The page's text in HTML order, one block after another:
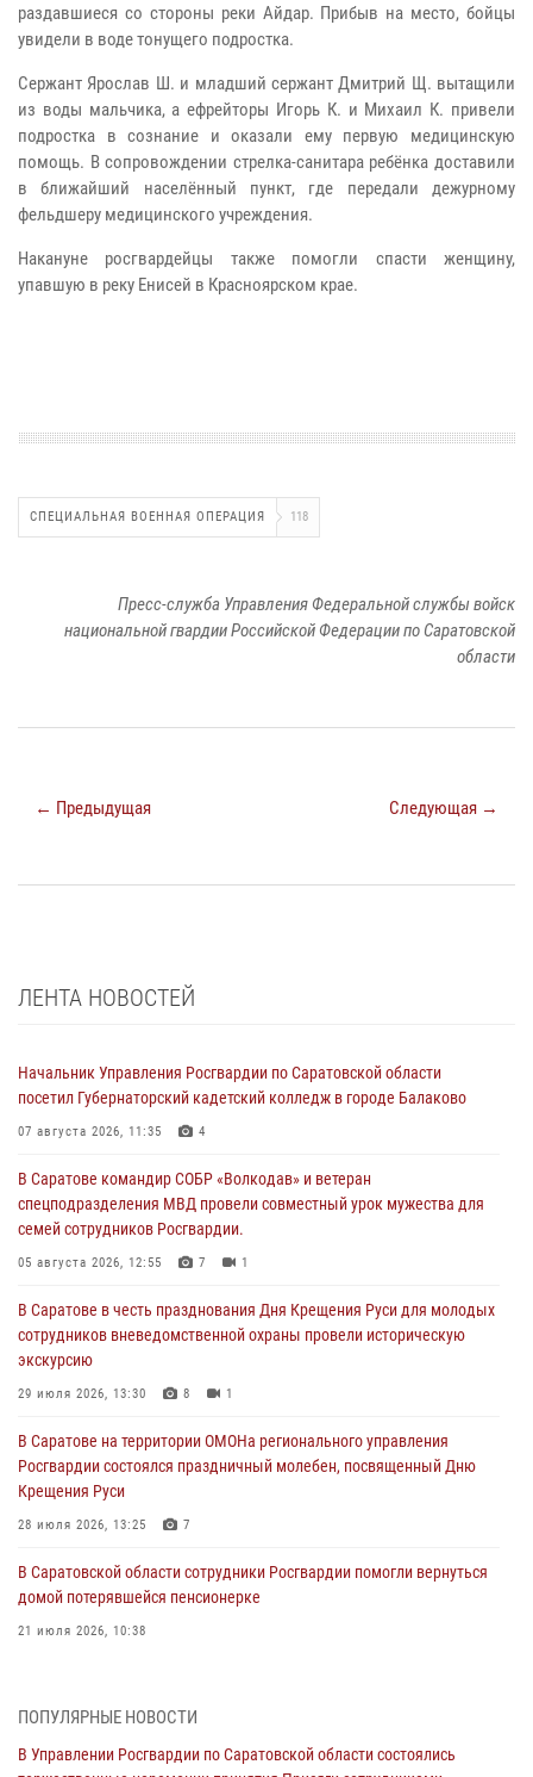
раздавшиеся со стороны реки Айдар. Прибыв на место, бойцы
увидели в воде тонущего подростка.
Сержант Ярослав Ш. и младший сержант Дмитрий Щ. вытащили
из воды мальчика, а ефрейторы Игорь К. и Михаил К. привели
подростка в сознание и оказали ему первую медицинскую
помощь. В сопровождении стрелка-санитара ребёнка доставили
в ближайший населённый пункт, где передали дежурному
фельдшеру медицинского учреждения.
Накануне росгвардейцы также помогли спасти женщину,
упавшую в реку Енисей в Красноярском крае.
СПЕЦИАЛЬНАЯ ВОЕННАЯ ОПЕРАЦИЯ 118
Пресс-служба Управления Федеральной службы войск
национальной гвардии Российской Федерации по Саратовской
области
← Предыдущая Следующая →
ЛЕНТА НОВОСТЕЙ
Начальник Управления Росгвардии по Саратовской области
посетил Губернаторский кадетский колледж в городе Балаково
07 августа 2026, 11:35 4
В Саратове командир СОБР «Волкодав» и ветеран
спецподразделения МВД провели совместный урок мужества для
семей сотрудников Росгвардии.
05 августа 2026, 12:55 7 1
В Саратове в честь празднования Дня Крещения Руси для молодых
сотрудников вневедомственной охраны провели историческую
экскурсию
29 июля 2026, 13:30 8 1
В Саратове на территории ОМОНа регионального управления
Росгвардии состоялся праздничный молебен, посвященный Дню
Крещения Руси
28 июля 2026, 13:25 7
В Саратовской области сотрудники Росгвардии помогли вернуться
домой потерявшейся пенсионерке
21 июля 2026, 10:38
вневедомственной охраны и вручения ключей от новых
автомобилей для подразделений лицензионно-разрешительной
ПОПУЛЯРНЫЕ НОВОСТИ
В Управлении Росгвардии по Саратовской области состоялись